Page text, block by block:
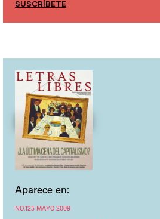
SUSCRÍBETE
Aparece en:
NO.125 MAYO 2009